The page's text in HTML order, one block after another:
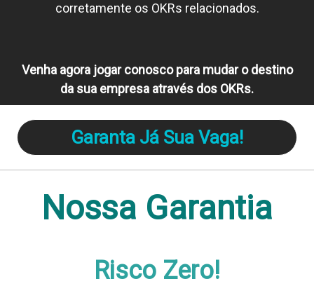
corretamente os OKRs relacionados.
Venha agora jogar conosco para mudar o destino
da sua empresa através dos OKRs.
Garanta Já Sua Vaga!
Nossa Garantia
Risco Zero!